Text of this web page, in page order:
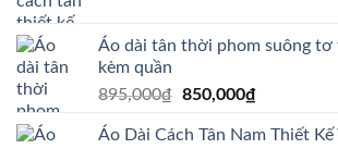
695,000₫.là:
Áo dài tân thời phom suông tơ
kèm quần
895,000₫ Giá
là:
850,000₫Giá
tại
Áo Dài Cách Tân Nam Thiết Kế